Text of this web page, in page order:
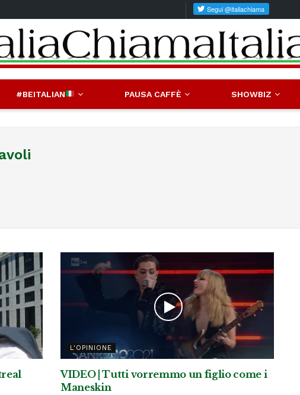
#BEITALIAN PAUSA CAFFÈ SHOWBIZ
L'OPINIONE
VIDEO | Tutti vorremmo un figlio come i
Maneskin